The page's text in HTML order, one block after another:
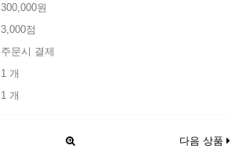
300,000원
3,000점
주문시 결제
1 개
1 개
다음 상품